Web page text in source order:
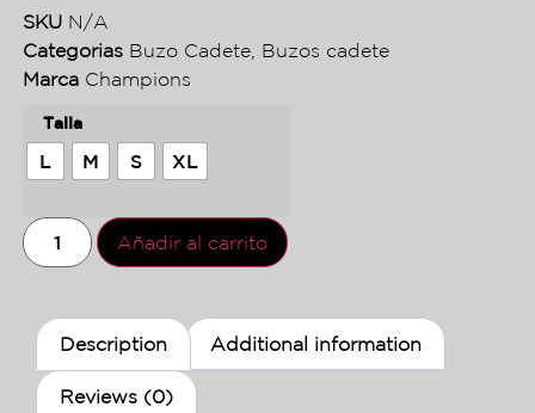
SKU N/A
Categorias Buzo Cadete, Buzos cadete
Marca Champions
Talla
L M S XL
Añadir al carrito
Description Additional information
Reviews (0)